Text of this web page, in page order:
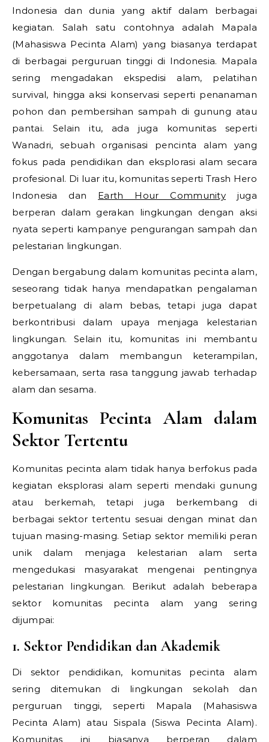
Indonesia dan dunia yang aktif dalam berbagai
kegiatan. Salah satu contohnya adalah Mapala
(Mahasiswa Pecinta Alam) yang biasanya terdapat
di berbagai perguruan tinggi di Indonesia. Mapala
sering mengadakan ekspedisi alam, pelatihan
survival, hingga aksi konservasi seperti penanaman
pohon dan pembersihan sampah di gunung atau
pantai. Selain itu, ada juga komunitas seperti
Wanadri, sebuah organisasi pencinta alam yang
fokus pada pendidikan dan eksplorasi alam secara
profesional. Di luar itu, komunitas seperti Trash Hero
Indonesia dan Earth Hour Community juga
berperan dalam gerakan lingkungan dengan aksi
nyata seperti kampanye pengurangan sampah dan
pelestarian lingkungan.
Dengan bergabung dalam komunitas pecinta alam,
seseorang tidak hanya mendapatkan pengalaman
berpetualang di alam bebas, tetapi juga dapat
berkontribusi dalam upaya menjaga kelestarian
lingkungan. Selain itu, komunitas ini membantu
anggotanya dalam membangun keterampilan,
kebersamaan, serta rasa tanggung jawab terhadap
alam dan sesama.
Komunitas Pecinta Alam dalam
Sektor Tertentu
Komunitas pecinta alam tidak hanya berfokus pada
kegiatan eksplorasi alam seperti mendaki gunung
atau berkemah, tetapi juga berkembang di
berbagai sektor tertentu sesuai dengan minat dan
tujuan masing-masing. Setiap sektor memiliki peran
unik dalam menjaga kelestarian alam serta
mengedukasi masyarakat mengenai pentingnya
pelestarian lingkungan. Berikut adalah beberapa
sektor komunitas pecinta alam yang sering
dijumpai:
1. Sektor Pendidikan dan Akademik
Di sektor pendidikan, komunitas pecinta alam
sering ditemukan di lingkungan sekolah dan
perguruan tinggi, seperti Mapala (Mahasiswa
Pecinta Alam) atau Sispala (Siswa Pecinta Alam).
Komunitas ini biasanya berperan dalam